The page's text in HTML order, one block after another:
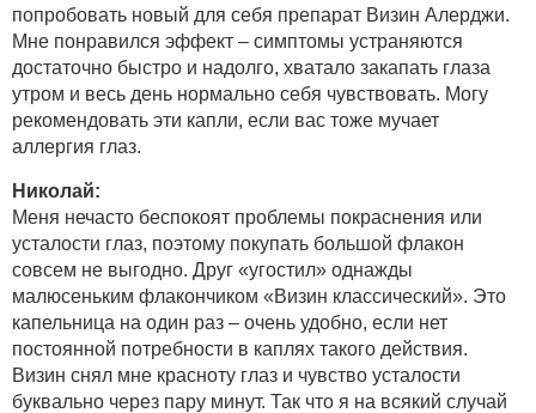
попробовать новый для себя препарат Визин Алерджи.
Мне понравился эффект – симптомы устраняются
достаточно быстро и надолго, хватало закапать глаза
утром и весь день нормально себя чувствовать. Могу
рекомендовать эти капли, если вас тоже мучает
аллергия глаз.
Николай:
Меня нечасто беспокоят проблемы покраснения или
усталости глаз, поэтому покупать большой флакон
совсем не выгодно. Друг «угостил» однажды
малюсеньким флакончиком «Визин классический». Это
капельница на один раз – очень удобно, если нет
постоянной потребности в каплях такого действия.
Визин снял мне красноту глаз и чувство усталости
буквально через пару минут. Так что я на всякий случай